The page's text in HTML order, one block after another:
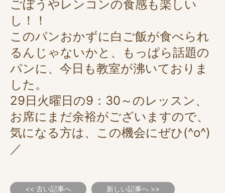
ごぼうやレンコンの食感も楽しい
し！！
このパンおかずに白ご飯が食べられ
るんじゃないかと、もっぱら話題の
パンに、今日も教室が沸いておりま
した。
29日火曜日の9：30～のレッスン、
お席にまだ余裕がございますので、
気になる方は、この機会にぜひ(^o^)
／
<< 古い記事へ 新しい記事へ >>